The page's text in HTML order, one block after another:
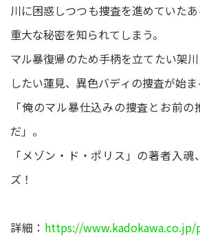
川に困惑しつつも捜査を進めていた
重大な秘密を知られてしまう。
マル暴復帰のため手柄を立てたい架
したい蓮見、異色バディの捜査が始ま
「俺のマル暴仕込みの捜査とお前
だ」。
「メゾン・ド・ポリス」の著者入
ズ！
詳細： https://